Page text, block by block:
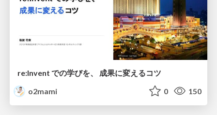
re:Invent での学びを、 成果に変えるコツ
o2mami
0 150